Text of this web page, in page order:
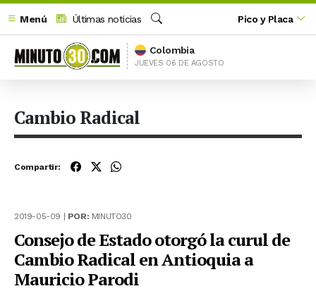
Menú
Últimas noticias
Buscar
Pico y Placa
Colombia
JUEVES 06 DE AGOSTO
Cambio Radical
Compartir:
2019-05-09 | POR: MINUTO30
Consejo de Estado otorgó la curul de
Cambio Radical en Antioquia a
Mauricio Parodi